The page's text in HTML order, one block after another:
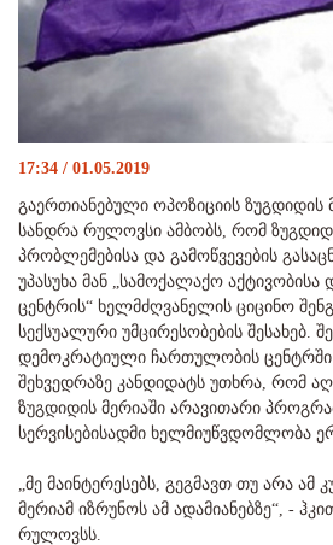
17:34 / 01.05.2019
გაერთიანებული ოპოზიციის ზუგდიდის
სანდრა რულოვსი ამბობს, რომ
პრობლემებისა და გამოწვევების
უპასუხა მან „სამოქალაქო
ცენტრის“ ხელმძღვანელის ციცინო
სექსუალური უმცირესობების შესახებ.
დემოკრატიული ჩართულობის
შეხვედრაზე კანდიდატს უთხრა, რომ
ზუგდიდის მერიაში არავითარი
სერვისებისადმი ხელმიუწვდომლობა
„მე მაინტერესებს, გეგმავთ თუ არა ამ
მერიამ იზრუნოს ამ ადამიანებზე“, -
რულოვსს.